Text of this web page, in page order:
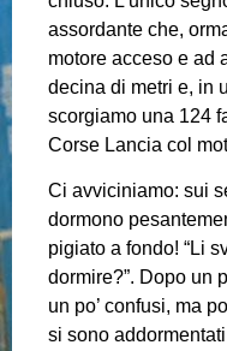
assordante che,
motore acceso e ad
decina di metri e, in
scorgiamo una 124
Corse Lancia col
Ci avviciniamo: sui
dormono
pigiato a fondo! “Li
dormire?”. Dopo un
un po’ confusi, ma
si sono